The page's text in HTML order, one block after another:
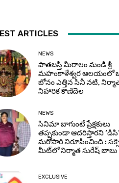
ARTICLES
NEWS
పాతబస్తీ మీరాలం మండి శ్రీ
మహంకాళేశ్వర ఆలయంలో
బోనం ఎత్తిన సినీ నటి,
నిహారిక కొణిదెల
NEWS
సినిమా బాగుంటే ప్రేక్షకులు
తప్పకుండా ఆదరిస్తారని
మరోసారి నిరూపించింది :
మీట్‌లో నిర్మాత సురేష్ బాబు
EXCLUSIVE